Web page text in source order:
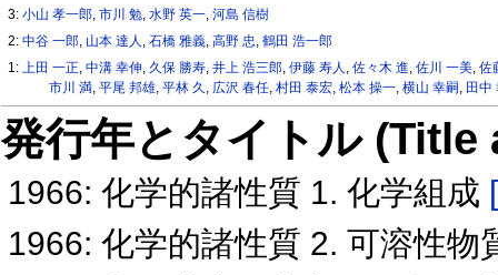
3:小山 孝一郎,市川 勉,水野 英一,河島 信樹
2:中谷 一郎, 山本 達人 ,石橋 雅義,高野 忠,鶴田 浩一郎
1:上田 一正,中溝 幸伸, 久保 勝寿,井上 浩三郎,伊藤 寿人 ,佐々木 進,佐川 一美,佐
市川 満, 平尾 邦雄, 平林 久 , 広沢 春任, 村田 泰宏, 松本 操一, 横山 幸嗣 , 田中
発行年とタイトル
1966: 化学的諸性質 1. 化学組成
1966: 化学的諸性質 2. 可溶性物